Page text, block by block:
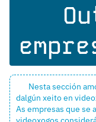
Nesta sección
dalgún xeito en
As empresas que se